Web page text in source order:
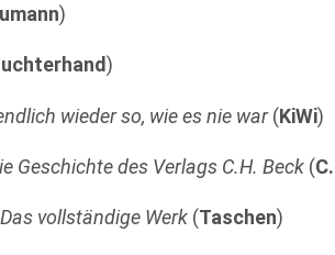
)
)
wieder so, wie es nie war(KiWi)
Geschichte des Verlags C.H. Beck (
vollständige Werk (Taschen)